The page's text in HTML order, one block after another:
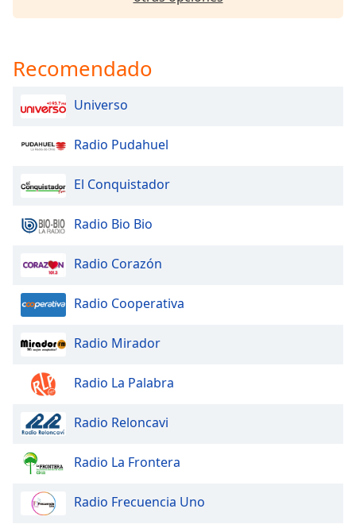
the
Text
Opacity
Text
Color
Opacity
Caption
Background
Opacity
Font
Recomendado
Universo
Radio Pudahuel
El Conquistador
Radio Bio Bio
Radio Corazón
Radio Cooperativa
Radio Mirador
Radio La Palabra
Radio Reloncavi
Radio La Frontera
Radio Frecuencia Uno